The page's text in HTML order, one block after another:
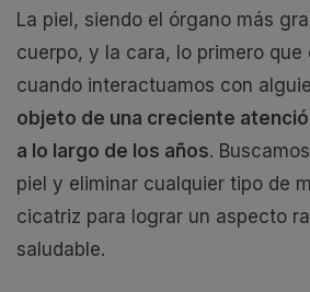
La piel, siendo el órgano más
cuerpo, y la cara, lo primero que
cuando interactuamos con
objeto de una creciente
a lo largo de los años.
piel y eliminar cualquier tipo de
cicatriz para lograr un aspecto
saludable.